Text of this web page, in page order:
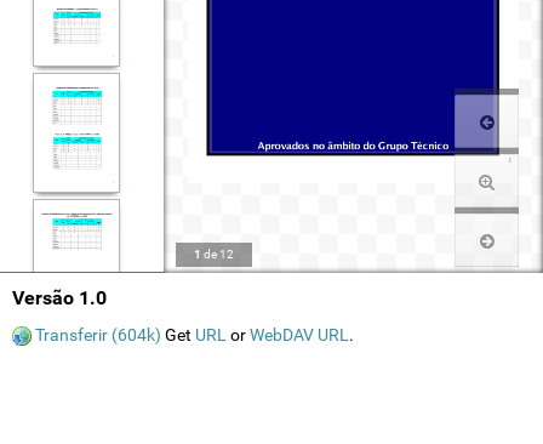
1 de 12
Versão 1.0
Transferir (604k) Get URL orWebDAV URL .